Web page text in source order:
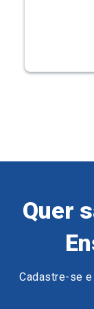
Quer
Cadastre-se